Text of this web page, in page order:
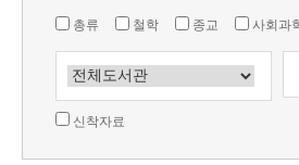
총류 철학 종교 사회과
신착자료